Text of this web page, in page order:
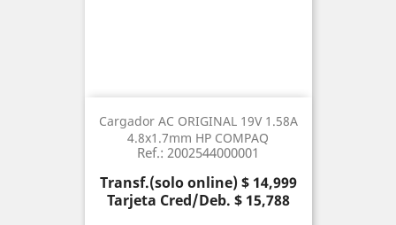
Cargador AC ORIGINAL 19V 1.58A
4.8x1.7mm HP COMPAQ
Ref.: 2002544000001
Precio
Transf.(solo online) $ 14,999
Tarjeta Cred/Deb. $ 15,788